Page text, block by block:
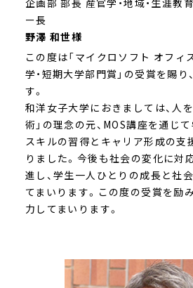
企画部 部長 産官学・地域・生涯教
ー長
野澤 和世様
この度は「マイクロソフト オフィ
学・短期大学部門賞」の受賞を賜り
す。
和洋女子大学におきましては、人を
術」の理念の元、MOS講座を通じ
スキルの習得とキャリア形成の支
りました。今後も社会の変化に対
進し、学生一人ひとりの成長と社
てまいります。この度の受賞を励
力してまいります。